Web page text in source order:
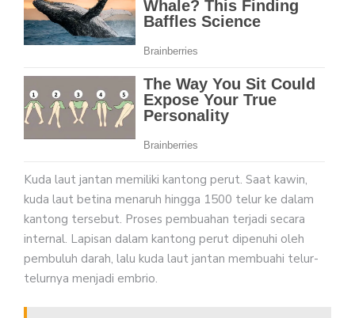
Kuda laut jantan memiliki kantong perut. Saat kawin,
kuda laut betina menaruh hingga 1500 telur ke dalam
kantong tersebut. Proses pembuahan terjadi secara
internal. Lapisan dalam kantong perut dipenuhi oleh
pembuluh darah, lalu kuda laut jantan membuahi telur-
telurnya menjadi embrio.